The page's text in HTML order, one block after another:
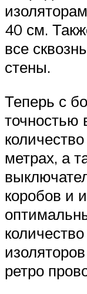
40 см.
все
стены.
Теперь с
точностью
метрах, а
коробов и
ретро